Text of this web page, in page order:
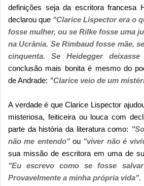
definições seja da escritora francesa
declarou que "Clarice Lispector era o
fosse mulher, ou se Rilke fosse uma
na Ucrânia. Se Rimbaud fosse mãe,
cinquenta. Se Heidegger
conclusão mais bonita é mesmo do
de Andrade: "Clarice veio de um
A verdade é que Clarice Lispector
misteriosa, feiticeira ou louca com
parte da história da literatura como:
não me entendo"ou "viver não é
sua missão de escritora em uma de
"Eu escrevo como se fosse
Provavelmente a minha própria vida".